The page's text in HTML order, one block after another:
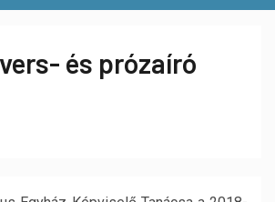
és prózaíró